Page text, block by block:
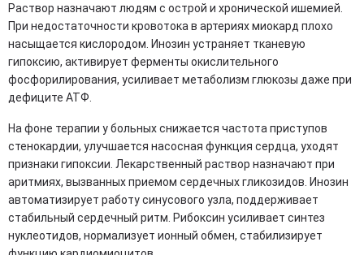
Раствор назначают людям с острой и хронической ишемией.
При недостаточности кровотока в артериях миокард плохо
насыщается кислородом. Инозин устраняет тканевую
гипоксию, активирует ферменты окислительного
фосфорилирования, усиливает метаболизм глюкозы даже при
дефиците АТФ.
На фоне терапии у больных снижается частота приступов
стенокардии, улучшается насосная функция сердца, уходят
признаки гипоксии. Лекарственный раствор назначают при
аритмиях, вызванных приемом сердечных гликозидов. Инозин
автоматизирует работу синусового узла, поддерживает
стабильный сердечный ритм. Рибоксин усиливает синтез
нуклеотидов, нормализует ионный обмен, стабилизирует